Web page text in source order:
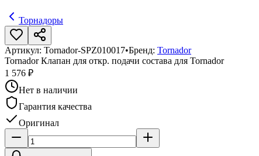
Торнадоры
Артикул: Tornador-SPZ010017•Бренд: Tornador
Tornador Клапан для откр. подачи состава для Tornador
1 576 ₽
Нет в наличии
Гарантия качества
Оригинал